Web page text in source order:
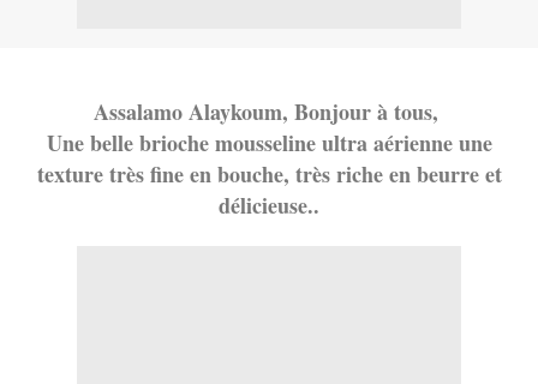
Assalamo Alaykoum, Bonjour à tous,
Une belle brioche mousseline ultra aérienne une
texture très fine en bouche, très riche en beurre et
délicieuse..